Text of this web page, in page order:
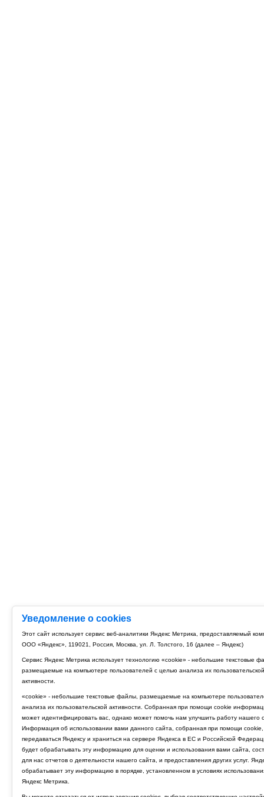
Уведомление о cookies
Этот сайт использует сервис веб-аналитики Яндекс Метрика, предоставляемый
ООО «Яндекс», 119021, Россия, Москва, ул. Л. Толстого, 16 (далее – Яндекс)
Сервис Яндекс Метрика использует технологию «cookie» - небольшие текстовые
размещаемые на компьютере пользователей с целью анализа их пользовательской
активности.
«cookie» - небольшие текстовые файлы, размещаемые на компьютере
анализа их пользовательской активности. Собранная при помощи cookie
может идентифицировать вас, однако может помочь нам улучшить работу нашего
Информация об использовании вами данного сайта, собранная при помощи cookie,
передаваться Яндексу и храниться на сервере Яндекса в ЕС и Российской
будет обрабатывать эту информацию для оценки и использования вами сайта,
для нас отчетов о деятельности нашего сайта, и предоставления других услуг.
обрабатывает эту информацию в порядке, установленном в условиях
Яндекс Метрика.